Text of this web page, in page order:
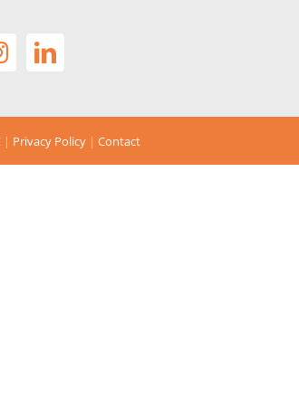
| Privacy Policy | Contact